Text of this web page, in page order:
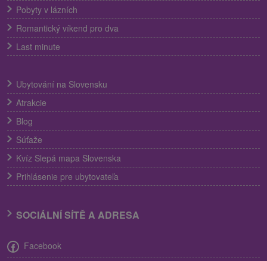
Pobyty v lázních
Romantický víkend pro dva
Last minute
Ubytování na Slovensku
Atrakcie
Blog
Súťaže
Kvíz Slepá mapa Slovenska
Prihlásenie pre ubytovateľa
SOCIÁLNÍ SÍTĚ A ADRESA
Facebook